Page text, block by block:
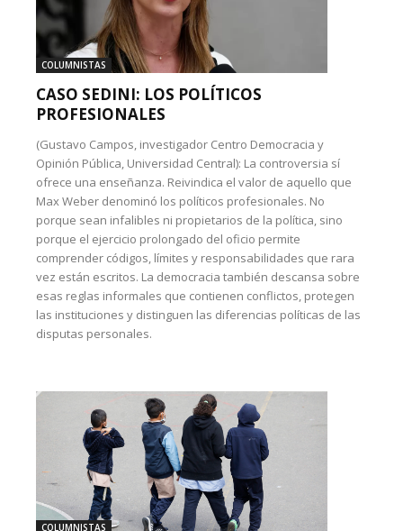
COLUMNISTAS
CASO SEDINI: LOS POLÍTICOS
PROFESIONALES
(Gustavo Campos, investigador Centro Democracia y
Opinión Pública, Universidad Central): La controversia sí
ofrece una enseñanza. Reivindica el valor de aquello que
Max Weber denominó los políticos profesionales. No
porque sean infalibles ni propietarios de la política, sino
porque el ejercicio prolongado del oficio permite
comprender códigos, límites y responsabilidades que rara
vez están escritos. La democracia también descansa sobre
esas reglas informales que contienen conflictos, protegen
las instituciones y distinguen las diferencias políticas de las
disputas personales.
COLUMNISTAS